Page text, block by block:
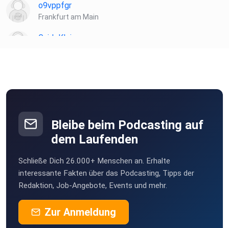
o9vppfgr
Frankfurt am Main
GuidoKlein
Bleibe beim Podcasting auf
dem Laufenden
Schließe Dich 26.000+ Menschen an. Erhalte
interessante Fakten über das Podcasting, Tipps der
Redaktion, Job-Angebote, Events und mehr.
Zur Anmeldung